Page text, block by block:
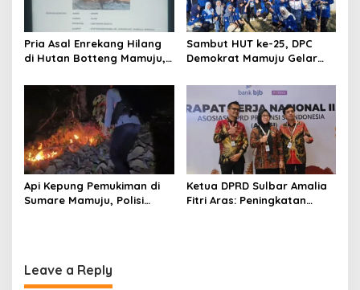
Pria Asal Enrekang Hilang
di Hutan Botteng Mamuju,
Kelaparan ke Istri
Sambut HUT ke-25, DPC
Demokrat Mamuju Gelar
Indonesia Asri
Api Kepung Pemukiman di
Sumare Mamuju, Polisi
Ketua DPRD Sulbar Amalia
Fitri Aras: Peningkatan
Leave a Reply